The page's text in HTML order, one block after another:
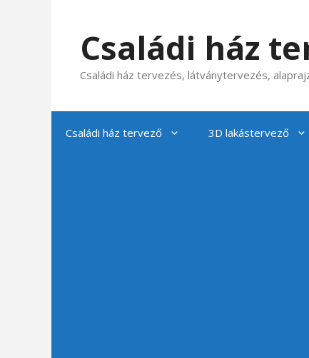
Családi ház
Családi ház tervezés, látványtervezés,
Családi ház tervező 3D lakástervező